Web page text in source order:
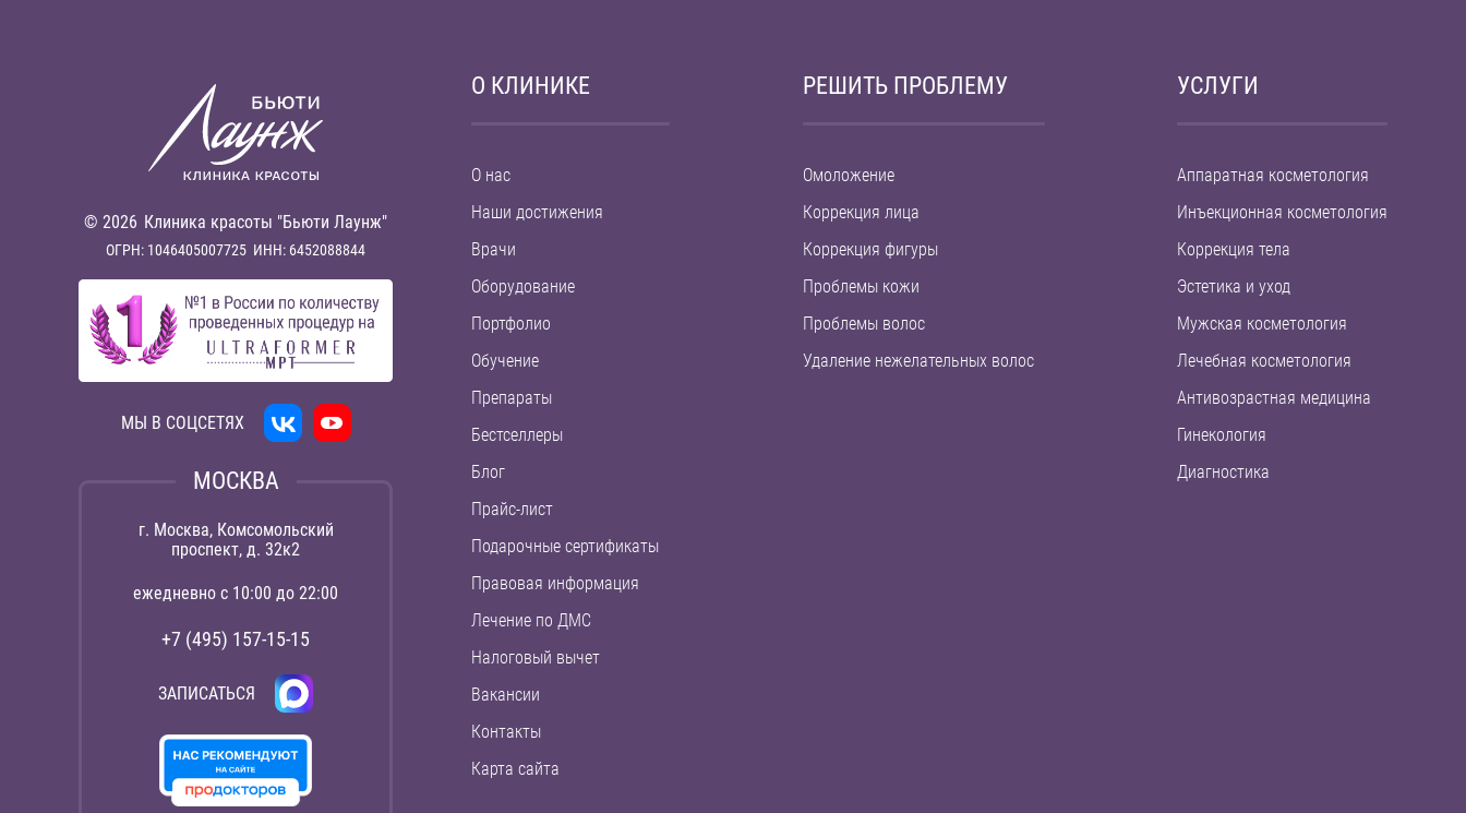
© 2026 Клиника красоты "Бьюти Лаунж"
ОГРН: 1046405007725 ИНН: 6452088844
МЫ В СОЦСЕТЯХ
МОСКВА
г. Москва, Комсомольский
проспект, д. 32к2
ежедневно с 10:00 до 22:00
+7 (495) 157-15-15
ЗАПИСАТЬСЯ
О КЛИНИКЕ
О нас
Наши достижения
Врачи
Оборудование
Портфолио
Обучение
Препараты
Бестселлеры
Блог
Прайс-лист
Подарочные сертификаты
Правовая информация
Лечение по ДМС
Налоговый вычет
Вакансии
Контакты
Карта сайта
РЕШИТЬ ПРОБЛЕМУ
Омоложение
Коррекция лица
Коррекция фигуры
Проблемы кожи
Проблемы волос
Удаление нежелательных волос
УСЛУГИ
Аппаратная косметология
Инъекционная косметология
Коррекция тела
Эстетика и уход
Мужская косметология
Лечебная косметология
Антивозрастная медицина
Гинекология
Диагностика